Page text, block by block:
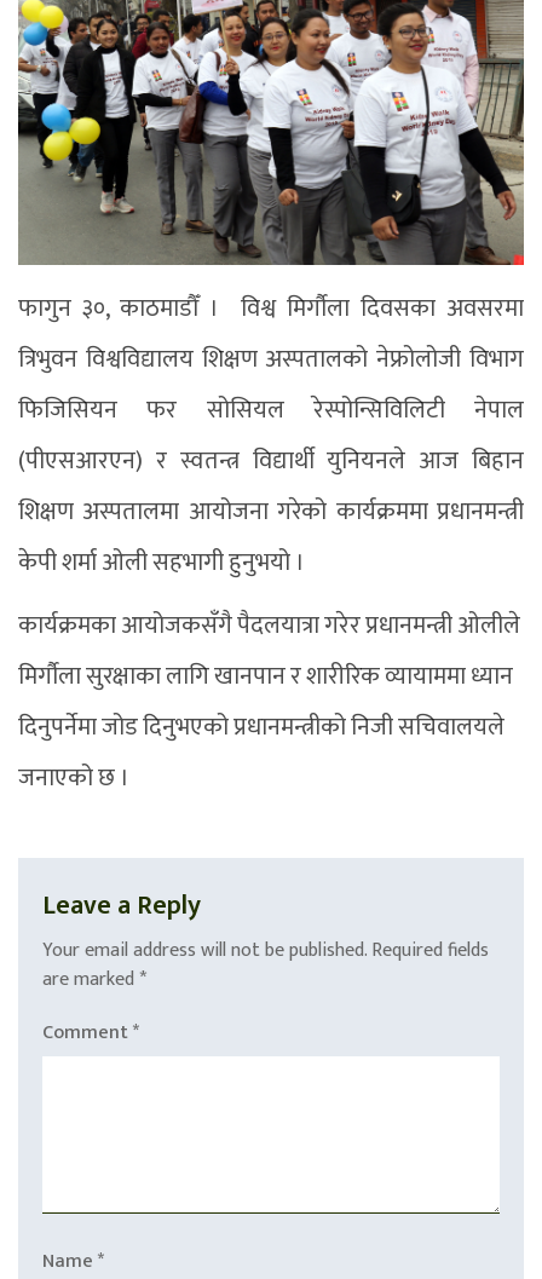
फागुन ३०, काठमाडौँ । विश्व मिर्गौला दिवसका अवसरमा
त्रिभुवन विश्वविद्यालय शिक्षण अस्पतालको नेफ्रोलोजी विभाग
फिजिसियन फर सोसियल रेस्पोन्सिविलिटी नेपाल
(पीएसआरएन) र स्वतन्त्र विद्यार्थी युनियनले आज बिहान
शिक्षण अस्पतालमा आयोजना गरेको कार्यक्रममा प्रधानमन्त्री
केपी शर्मा ओली सहभागी हुनुभयो ।
कार्यक्रमका आयोजकसँगै पैदलयात्रा गरेर प्रधानमन्त्री ओलीले
मिर्गौला सुरक्षाका लागि खानपान र शारीरिक व्यायाममा ध्यान
दिनुपर्नेमा जोड दिनुभएको प्रधानमन्त्रीको निजी सचिवालयले
जनाएको छ ।
Leave a Reply
Your email address will not be published.Required fields
are marked *
Comment*
Name*